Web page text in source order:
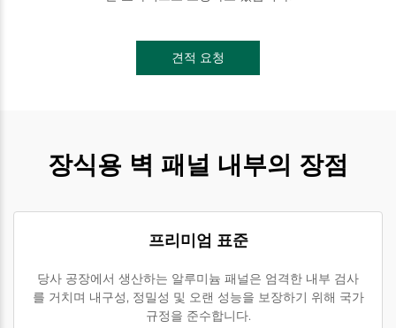
견적 요청
장식용 벽 패널 내부의 장점
프리미엄 표준
당사 공장에서 생산하는 알루미늄 패널은 엄격한 내부 검사
를 거치며 내구성, 정밀성 및 오랜 성능을 보장하기 위해 국가
규정을 준수합니다.